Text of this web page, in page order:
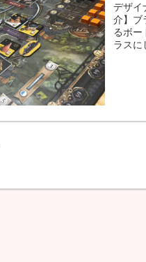
デザイ
介】ブ
るボー
ラスに